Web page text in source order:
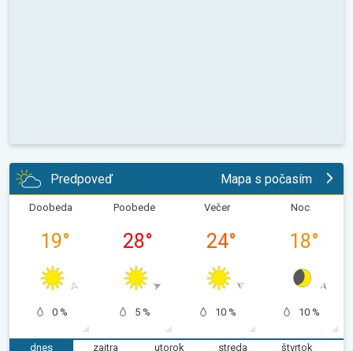
Predpoveď Mapa s počasím
Doobeda
19°
0 %
Poobede
28°
5 %
Večer
24°
10 %
Noc
18°
10 %
dnes
zajtra
utorok
streda
štvrtok